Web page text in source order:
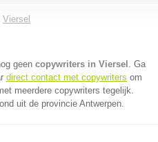
Viersel
geen copywriters in Viersel . Ga
direct contact met copywriters om
meerdere copywriters tegelijk.
uit de provincie Antwerpen.